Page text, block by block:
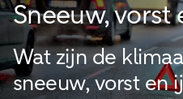
Sneeuw, vorst
Wat zijn de
sneeuw, vorst en